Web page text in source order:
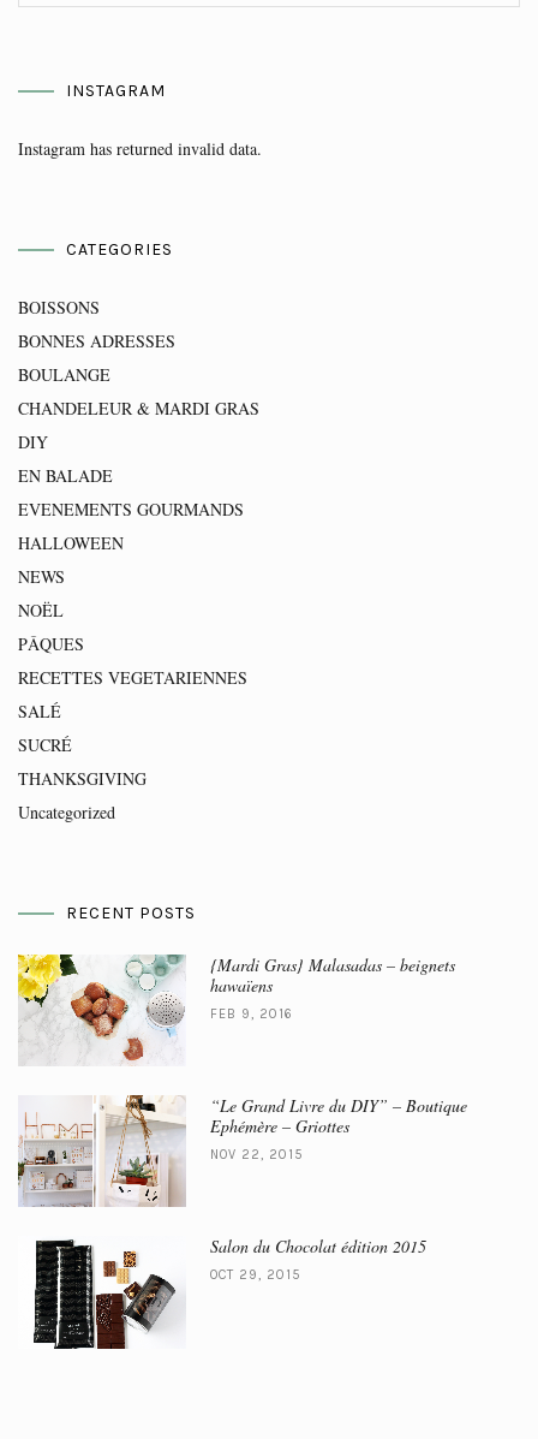
INSTAGRAM
Instagram has returned invalid data.
CATEGORIES
BOISSONS
BONNES ADRESSES
BOULANGE
CHANDELEUR & MARDI GRAS
DIY
EN BALADE
EVENEMENTS GOURMANDS
HALLOWEEN
NEWS
NOËL
PÂQUES
RECETTES VEGETARIENNES
SALÉ
SUCRÉ
THANKSGIVING
Uncategorized
RECENT POSTS
{Mardi Gras} Malasadas – beignets
hawaïens
FEB 9, 2016
“Le Grand Livre du DIY” – Boutique
Ephémère – Griottes
NOV 22, 2015
Salon du Chocolat édition 2015
OCT 29, 2015